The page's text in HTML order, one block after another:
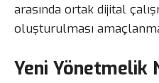
arasında ortak dijital
oluşturulması
Yeni Yönetmelik